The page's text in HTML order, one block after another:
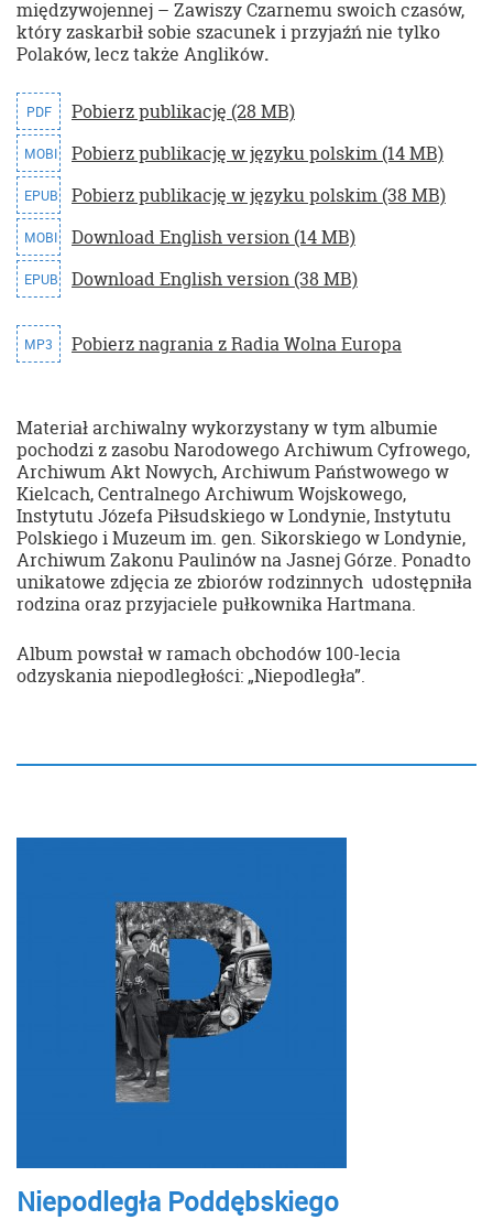
międzywojennej – Zawiszy Czarnemu swoich czasów,
który zaskarbił sobie szacunek i przyjaźń nie tylko
Polaków, lecz także Anglików.
PDF Pobierz publikację (28 MB)
MOBI Pobierz publikację w języku polskim (14 MB)
EPUB Pobierz publikację w języku polskim (38 MB)
MOBI Download English version (14 MB)
EPUB Download English version (38 MB)
MP3 Pobierz nagrania z Radia Wolna Europa
Materiał archiwalny wykorzystany w tym albumie
pochodzi z zasobu Narodowego Archiwum Cyfrowego,
Archiwum Akt Nowych, Archiwum Państwowego w
Kielcach, Centralnego Archiwum Wojskowego,
Instytutu Józefa Piłsudskiego w Londynie, Instytutu
Polskiego i Muzeum im. gen. Sikorskiego w Londynie,
Archiwum Zakonu Paulinów na Jasnej Górze. Ponadto
unikatowe zdjęcia ze zbiorów rodzinnych udostępniła
rodzina oraz przyjaciele pułkownika Hartmana.
Album powstał w ramach obchodów 100-lecia
odzyskania niepodległości: „Niepodległa”.
Niepodległa Poddębskiego